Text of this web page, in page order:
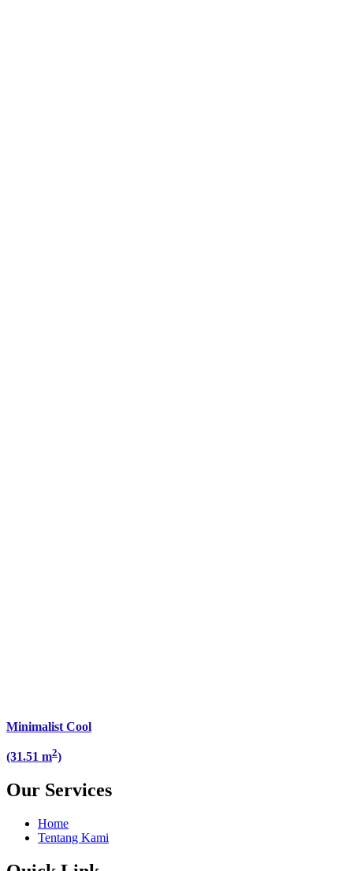
Minimalist Cool
(31.51 m2)
Our Services
Home
Tentang Kami